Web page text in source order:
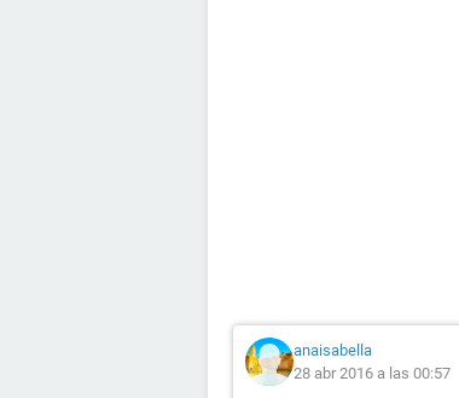
anaisabella
28 abr 2016 a las 00:57